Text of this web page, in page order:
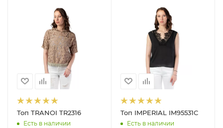
Топ TRANOI TR2316
Есть в наличии
Топ IMPERIAL IM95531C
Есть в наличии